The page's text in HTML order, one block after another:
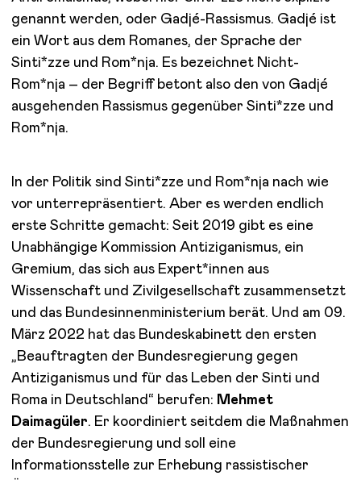
genannt werden, oder Gadjé-Rassismus. Gadjé ist
ein Wort aus dem Romanes, der Sprache der
Sinti*zze und Rom*nja. Es bezeichnet Nicht-
Rom*nja – der Begriff betont also den von Gadjé
ausgehenden Rassismus gegenüber Sinti*zze und
Rom*nja.
In der Politik sind Sinti*zze und Rom*nja nach wie
vor unterrepräsentiert. Aber es werden endlich
erste Schritte gemacht: Seit 2019 gibt es eine
Unabhängige Kommission Antiziganismus, ein
Gremium, das sich aus Expert*innen aus
Wissenschaft und Zivilgesellschaft zusammensetzt
und das Bundesinnenministerium berät. Und am 09.
März 2022 hat das Bundeskabinett den ersten
„Beauftragten der Bundesregierung gegen
Antiziganismus und für das Leben der Sinti und
Roma in Deutschland“ berufen: Mehmet
Daimagüler. Er koordiniert seitdem die Maßnahmen
der Bundesregierung und soll eine
Informationsstelle zur Erhebung rassistischer